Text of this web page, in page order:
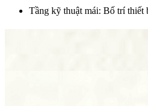
Tầng kỹ thuật mái: Bố trí thiết